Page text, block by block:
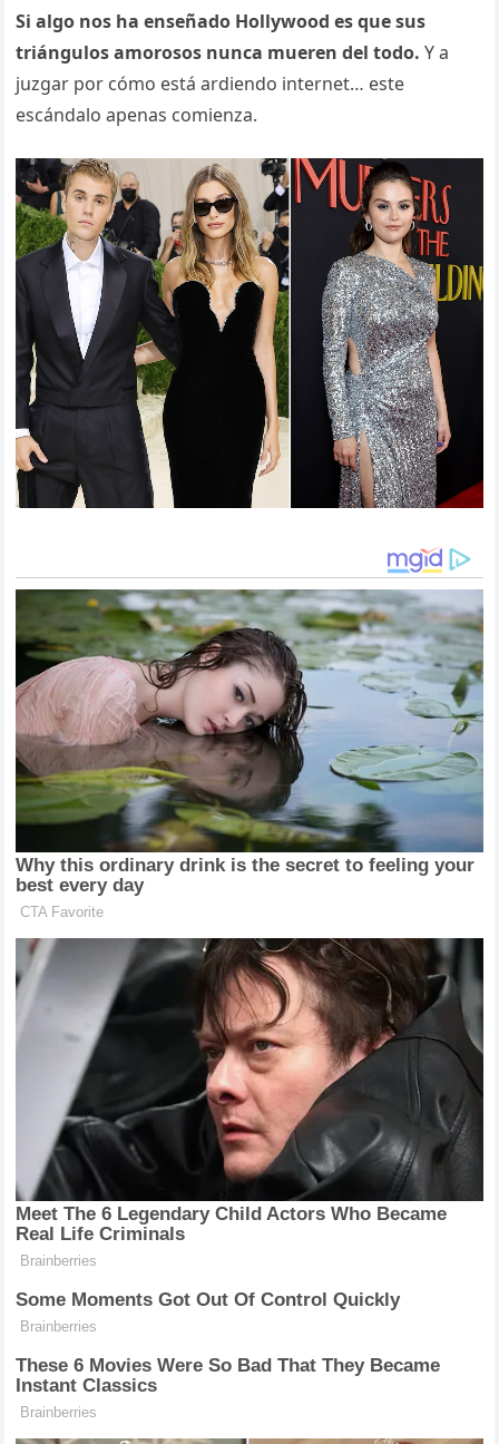
Si algo nos ha enseñado Hollywood es que sus
triángulos amorosos nunca mueren del todo. Y a
juzgar por cómo está ardiendo internet… este
escándalo apenas comienza.